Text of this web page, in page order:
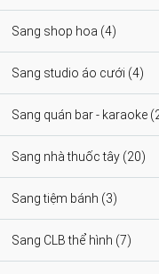
Sang shop hoa (4)
Sang studio áo cưới (4)
Sang quán bar - karaoke
Sang nhà thuốc tây (20)
Sang tiệm bánh (3)
Sang CLB thể hình (7)